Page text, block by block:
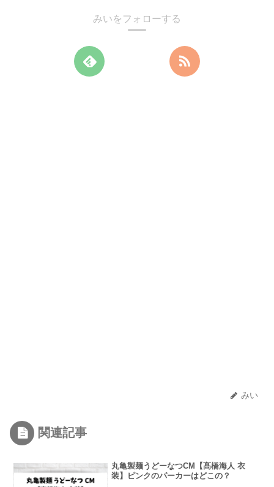
みいをフォローする
みい
関連記事
丸亀製麺うどーなつCM【髙橋海人 衣
装】ピンクのパーカーはどこの？